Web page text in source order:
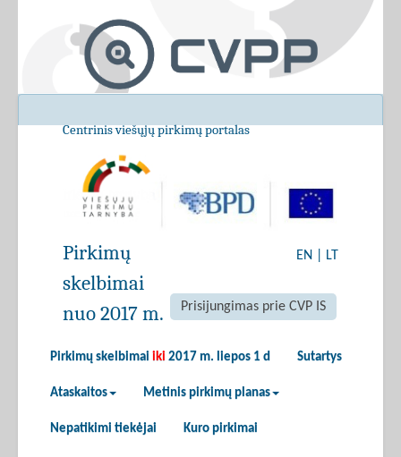
Centrinis viešųjų pirkimų portalas
EN LT
Prisijungimas prie CVP IS
Pirkimų skelbimai iki 2017 m. liepos 1 d Sutartys
Ataskaitos Metinis pirkimų planas
Nepatikimi tiekėjai Kuro pirkimai
Pirkimų
skelbimai
nuo 2017 m.